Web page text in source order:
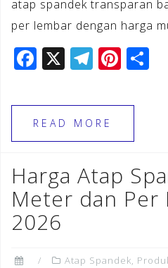
atap spandek transparan
per lembar dengan harga
F
c
e
b
o
o
k
X T
e
gr
a
m
Pi
te
e
st
READ MORE
Harga Atap
Meter dan Per
2026
Atap Spandek,